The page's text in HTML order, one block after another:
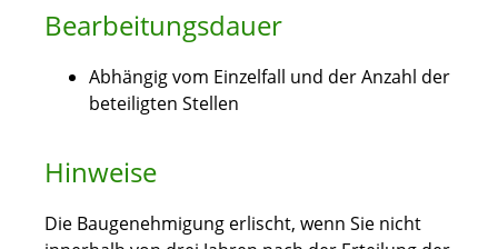
Bearbeitungsdauer
Abhängig vom Einzelfall und der Anzahl der
beteiligten Stellen
Hinweise
Die Baugenehmigung erlischt, wenn Sie nicht